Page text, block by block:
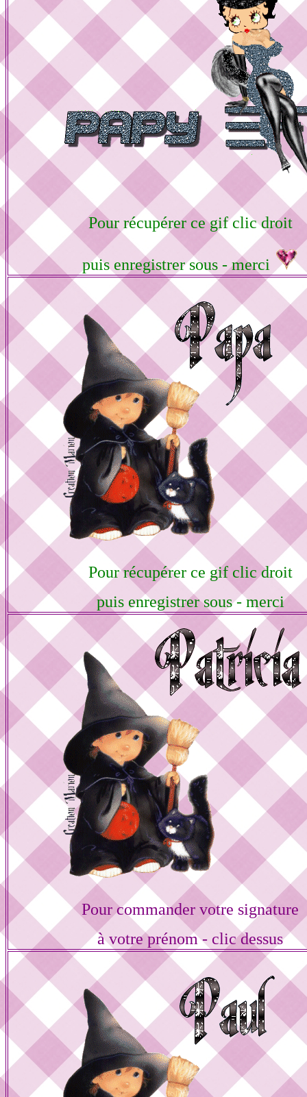
Pour récupérer ce gif clic droit
puis enregistrer sous - merci
Pour récupérer ce gif clic droit
puis enregistrer sous - merci
Pour commander votre signature
à votre prénom - clic dessus